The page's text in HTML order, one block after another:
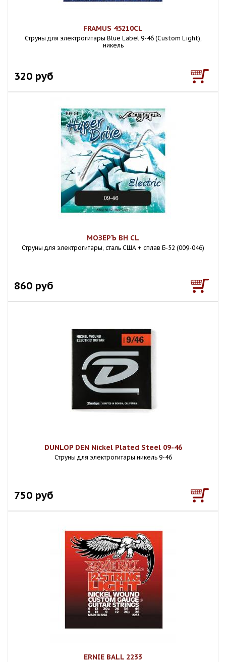
FRAMUS 45210CL
Струны для электрогитары Blue Label 9-46 (Custom Light),
никель
320 руб
МОЗЕРЪ BH CL
Струны для электрогитары, сталь США + сплав Б-52 (009-046)
860 руб
DUNLOP DEN Nickel Plated Steel 09-46
Струны для электрогитары никель 9-46
750 руб
ERNIE BALL 2233